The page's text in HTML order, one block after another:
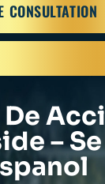
CONSULTATION
–